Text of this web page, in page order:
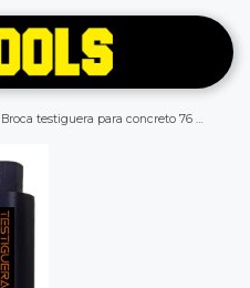
Broca testiguera para concreto 76 mm x 450 mm